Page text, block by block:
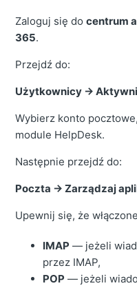
Zaloguj się docentrum
365.
Przejdź do:
Użytkownicy →
Wybierz konto
module HelpDesk.
Następnie przejdź do:
Poczta → Zarządzaj
Upewnij się, że
IMAP — jeżeli
przez IMAP,
POP — jeżeli